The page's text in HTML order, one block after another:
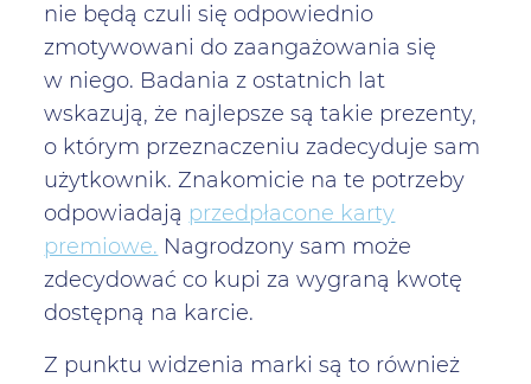
nie będą czuli się odpowiednio
zmotywowani do zaangażowania się
w niego. Badania z ostatnich lat
wskazują, że najlepsze są takie prezenty,
o którym przeznaczeniu zadecyduje sam
użytkownik. Znakomicie na te potrzeby
odpowiadają przedpłacone karty
premiowe. Nagrodzony sam może
zdecydować co kupi za wygraną kwotę
dostępną na karcie.
Z punktu widzenia marki są to również